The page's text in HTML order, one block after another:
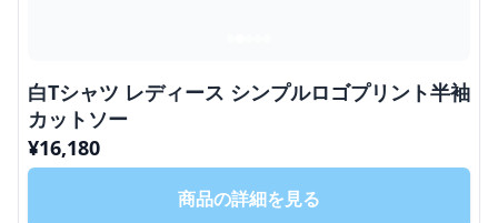
白Tシャツ レディース シンプルロゴプリント半袖
カットソー
¥16,180
商品の詳細を見る